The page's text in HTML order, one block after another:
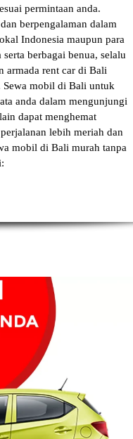
permintaan anda.
berpengalaman dalam
Indonesia maupun para
berbagai benua, selalu
armada rent car di Bali
Sewa mobil di Bali untuk
anda dalam mengunjungi
dapat menghemat
lebih meriah dan
mobil di Bali murah tanpa